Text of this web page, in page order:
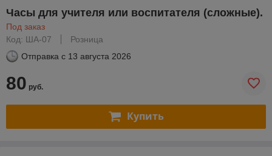
Часы для учителя или воспитателя (сложные).
Под заказ
Код: ША-07
Розница
Отправка с 13 августа 2026
80 руб.
Купить